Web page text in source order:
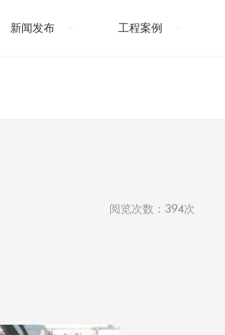
新闻发布 工程案例
阅览次数：394次